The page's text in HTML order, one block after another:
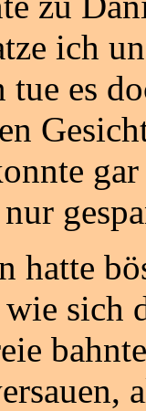
ich
es
hatte
sich